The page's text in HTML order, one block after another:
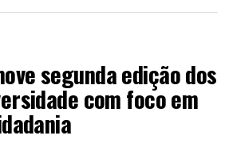
que diversos serviços sejam
reduzindo a necessidade de
maior comodidade aos
integrar informações entre
tornando o atendimento mais
segunda edição dos
com foco em